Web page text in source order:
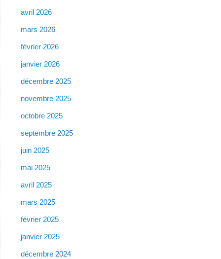
avril 2026
mars 2026
février 2026
janvier 2026
décembre 2025
novembre 2025
octobre 2025
septembre 2025
juin 2025
mai 2025
avril 2025
mars 2025
février 2025
janvier 2025
décembre 2024